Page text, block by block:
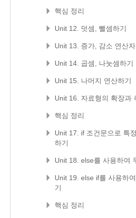
핵심 정리
Unit 12. 덧셈, 뺄셈하기
Unit 13. 증가, 감소 연산
Unit 14. 곱셈, 나눗셈하기
Unit 15. 나머지 연산하기
Unit 16. 자료형의 확장과
핵심 정리
Unit 17. if 조건문으로 특
하기
Unit 18. else를 사용하여
Unit 19. else if를 사용하
기
핵심 정리